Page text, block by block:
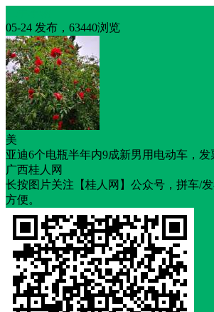
05-24 发布，63440浏览
美
亚迪6个电瓶半年内9成新男用电动车，发
广西桂人网
长按图片关注【桂人网】公众号，拼车/
方便。